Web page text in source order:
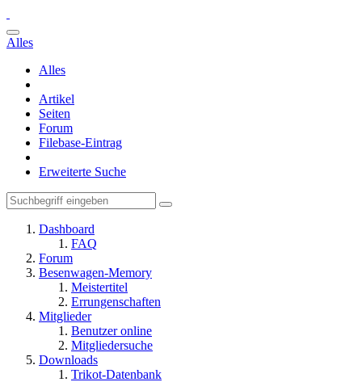
Alles
Alles
Artikel
Seiten
Forum
Filebase-Eintrag
Erweiterte Suche
Dashboard
FAQ
Forum
Besenwagen-Memory
Meistertitel
Errungenschaften
Mitglieder
Benutzer online
Mitgliedersuche
Downloads
Trikot-Datenbank